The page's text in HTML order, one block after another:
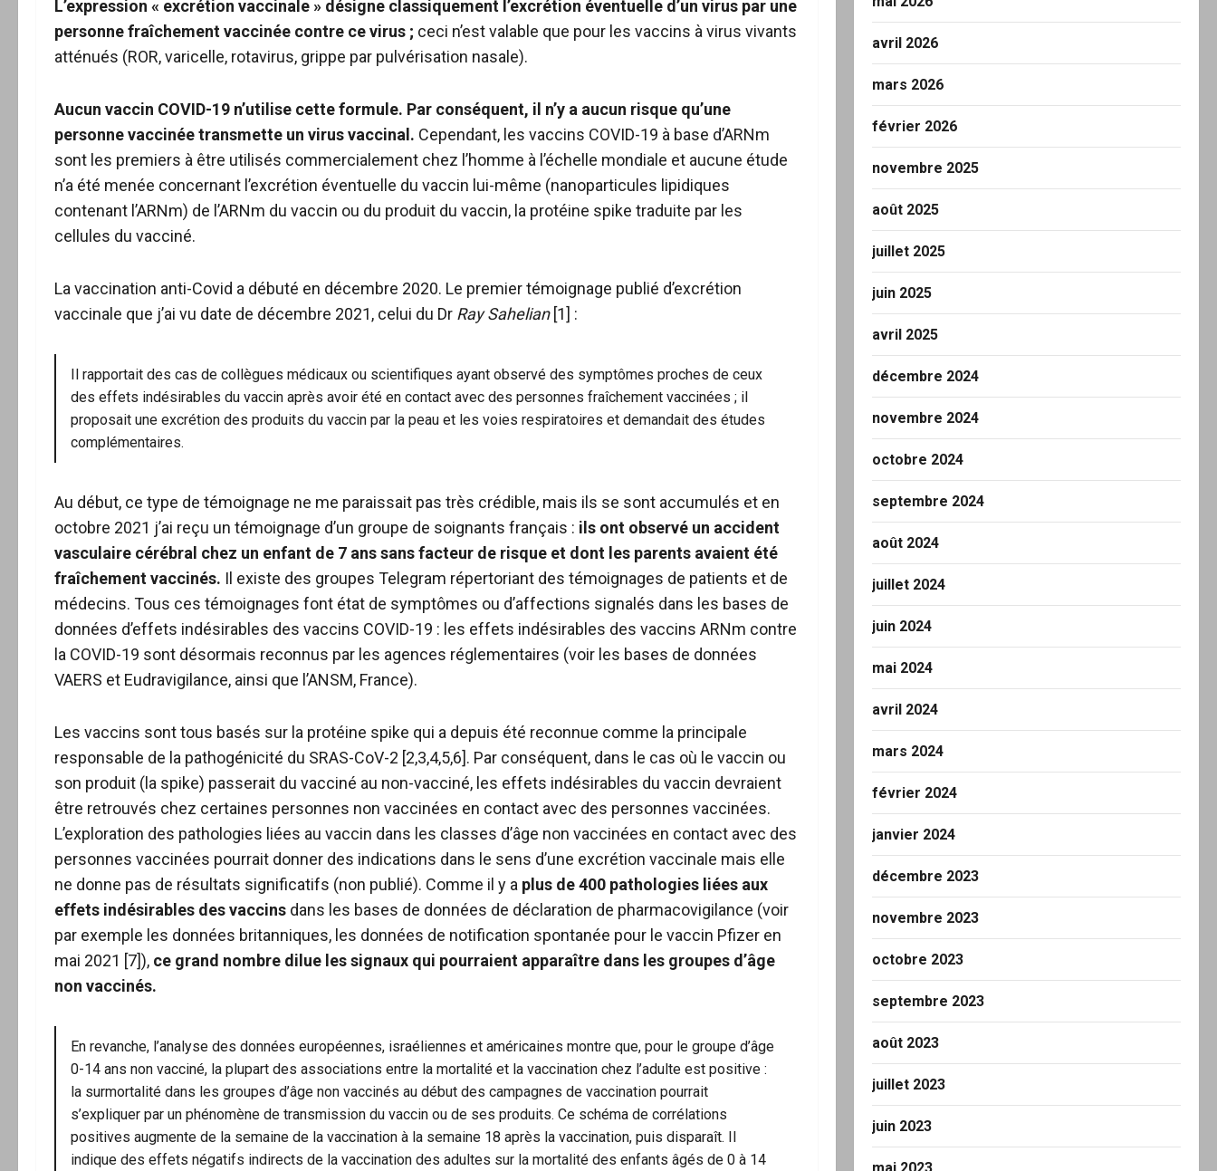
L’expression « excrétion vaccinale » désigne classiquement l’excrétion éventuelle d’un virus par une
personne fraîchement vaccinée contre ce virus ; ceci n’est valable que pour les vaccins à virus vivants
atténués (ROR, varicelle, rotavirus, grippe par pulvérisation nasale).
Aucun vaccin COVID-19 n’utilise cette formule. Par conséquent, il n’y a aucun risque qu’une
personne vaccinée transmette un virus vaccinal. Cependant, les vaccins COVID-19 à base d’ARNm
sont les premiers à être utilisés commercialement chez l’homme à l’échelle mondiale et aucune étude
n’a été menée concernant l’excrétion éventuelle du vaccin lui-même (nanoparticules lipidiques
contenant l’ARNm) de l’ARNm du vaccin ou du produit du vaccin, la protéine spike traduite par les
cellules du vacciné.
La vaccination anti-Covid a débuté en décembre 2020. Le premier témoignage publié d’excrétion
vaccinale que j’ai vu date de décembre 2021, celui du Dr Ray Sahelian[1] :
Il rapportait des cas de collègues médicaux ou scientifiques ayant observé des symptômes proches de ceux
des effets indésirables du vaccin après avoir été en contact avec des personnes fraîchement vaccinées ; il
proposait une excrétion des produits du vaccin par la peau et les voies respiratoires et demandait des études
complémentaires.
Au début, ce type de témoignage ne me paraissait pas très crédible, mais ils se sont accumulés et en
octobre 2021 j’ai reçu un témoignage d’un groupe de soignants français : ils ont observé un accident
vasculaire cérébral chez un enfant de 7 ans sans facteur de risque et dont les parents avaient été
fraîchement vaccinés. Il existe des groupes Telegram répertoriant des témoignages de patients et de
médecins. Tous ces témoignages font état de symptômes ou d’affections signalés dans les bases de
données d’effets indésirables des vaccins COVID-19 : les effets indésirables des vaccins ARNm contre
la COVID-19 sont désormais reconnus par les agences réglementaires (voir les bases de données
VAERS et Eudravigilance, ainsi que l’ANSM, France).
Les vaccins sont tous basés sur la protéine spike qui a depuis été reconnue comme la principale
responsable de la pathogénicité du SRAS-CoV-2 [2,3,4,5,6]. Par conséquent, dans le cas où le vaccin ou
son produit (la spike) passerait du vacciné au non-vacciné, les effets indésirables du vaccin devraient
être retrouvés chez certaines personnes non vaccinées en contact avec des personnes vaccinées.
L’exploration des pathologies liées au vaccin dans les classes d’âge non vaccinées en contact avec des
personnes vaccinées pourrait donner des indications dans le sens d’une excrétion vaccinale mais elle
ne donne pas de résultats significatifs (non publié). Comme il y a plus de 400 pathologies liées aux
effets indésirables des vaccins dans les bases de données de déclaration de pharmacovigilance (voir
par exemple les données britanniques, les données de notification spontanée pour le vaccin Pfizer en
mai 2021 [7]), ce grand nombre dilue les signaux qui pourraient apparaître dans les groupes d’âge
non vaccinés.
En revanche, l’analyse des données européennes, israéliennes et américaines montre que, pour le groupe d’âge
0-14 ans non vacciné, la plupart des associations entre la mortalité et la vaccination chez l’adulte est positive :
la surmortalité dans les groupes d’âge non vaccinés au début des campagnes de vaccination pourrait
s’expliquer par un phénomène de transmission du vaccin ou de ses produits. Ce schéma de corrélations
positives augmente de la semaine de la vaccination à la semaine 18 après la vaccination, puis disparaît. Il
indique des effets négatifs indirects de la vaccination des adultes sur la mortalité des enfants âgés de 0 à 14
avril 2026
mars 2026
février 2026
novembre 2025
août 2025
juillet 2025
juin 2025
avril 2025
décembre 2024
novembre 2024
octobre 2024
septembre 2024
août 2024
juillet 2024
juin 2024
mai 2024
avril 2024
mars 2024
février 2024
janvier 2024
décembre 2023
novembre 2023
octobre 2023
septembre 2023
août 2023
juillet 2023
juin 2023